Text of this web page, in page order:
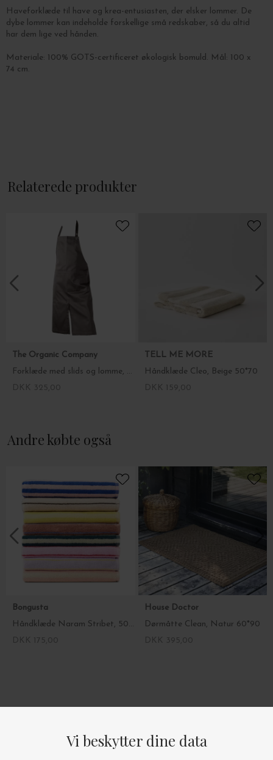
Haveforklæde til have og krea-entusiasten, der elsker lommer. De
dybe lommer kan indeholde forskellige små redskaber, så du altid
har dem lige ved hånden.
Materiale: 100% GOTS-certificeret økologisk bomuld. Mål: 100 x
74 cm.
Relaterede produkter
The Organic Company
Forklæde med slids og lomme, clay
TELL ME MORE
Håndklæde Cleo, Beige 50*70
Andre købte også
Bongusta
Håndklæde Naram Stribet, 50*80 - Vælg farve
House Doctor
Dørmåtte Clean, Natur 60*90
4.9/5 STJERNER PÅ TRUSTPILOT